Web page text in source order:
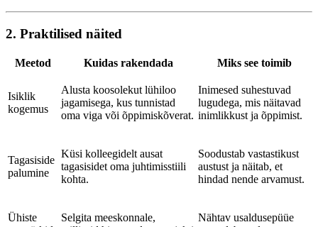
2. Praktilised näited
Meetod Kuidas rakendada Miks see toimib
Isiklik
kogemus
Alusta koosolekut lühiloo
jagamisega, kus tunnistad
oma viga või õppimiskõverat.
Inimesed suhestuvad
lugudega, mis näitavad
inimlikkust ja õppimist.
Tagasiside
palumine
Küsi kolleegidelt ausat
tagasisidet oma juhtimisstiili
kohta.
Soodustab vastastikust
austust ja näitab, et
hindad nende arvamust.
Ühiste
Selgita meeskonnale,
Nähtav usaldusepüüe